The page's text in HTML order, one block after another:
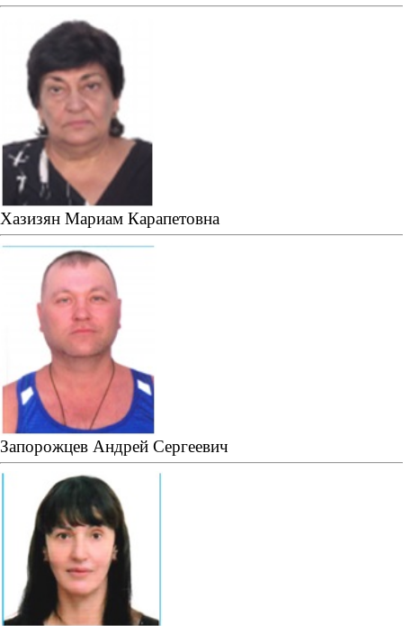
Хазизян Мариам Карапетовна
Запорожцев Андрей Сергеевич